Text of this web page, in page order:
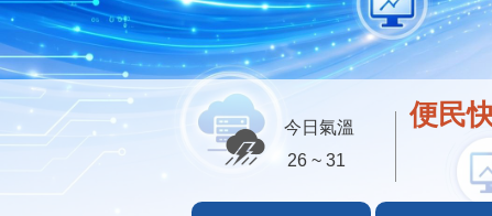
便民
今日氣溫
26 ~ 31